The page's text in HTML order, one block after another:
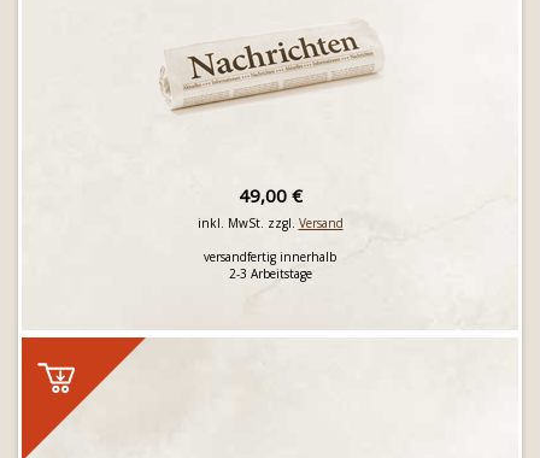
49,00 €
inkl. MwSt. zzgl. Versand
versandfertig innerhalb
2-3 Arbeitstage